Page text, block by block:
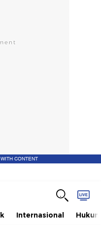
CONTENT
Internasional Hukum